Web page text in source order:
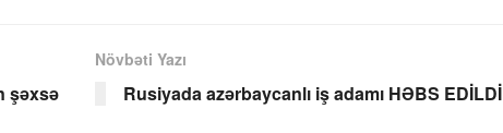
şəxsə
Növbəti Yazı
Rusiyada azərbaycanlı iş adamı HƏBS EDİLDİ